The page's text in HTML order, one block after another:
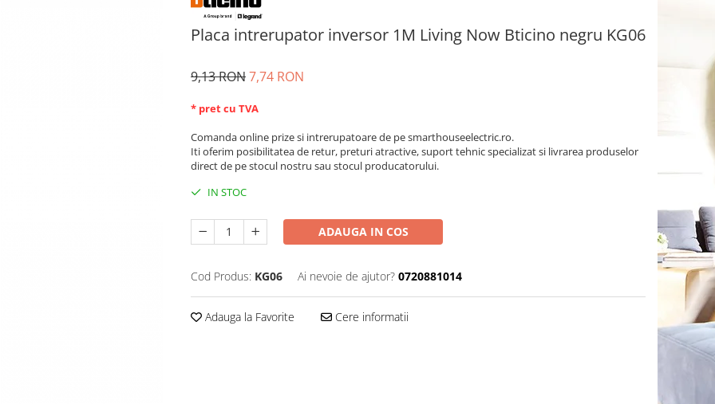
Placa intrerupator inversor 1M Living Now Bticino negru KG06
9,13 RON7,74 RON
* pret cu TVA
Comanda online prize si intrerupatoare de pe smarthouseelectric.ro.
Iti oferim posibilitatea de retur, preturi atractive, suport tehnic specializat si livrarea produselor
direct de pe stocul nostru sau stocul producatorului.
IN STOC
ADAUGA IN COS
Cod Produs: KG06 Ai nevoie de ajutor? 0720881014
Adauga la Favorite Cere informatii